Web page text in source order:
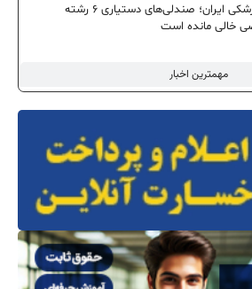
مهمترین اخبار
هشدار درباره آینده پزشکی ایران؛ صندلی‌های دستیاری ۶ رشته
خالی مانده است